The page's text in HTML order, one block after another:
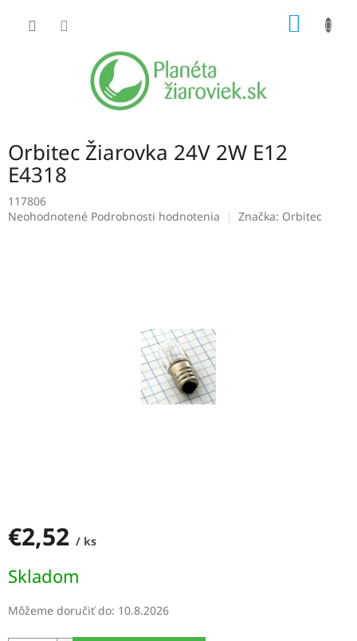
Orbitec Žiarovka 24V 2W E12
E4318
117806
Priemerné
Neohodnotené Podrobnosti hodnotenia Značka: Orbitec
€2,52 / ks
cena:
Skladom
Môžeme doručiť do: 10.8.2026